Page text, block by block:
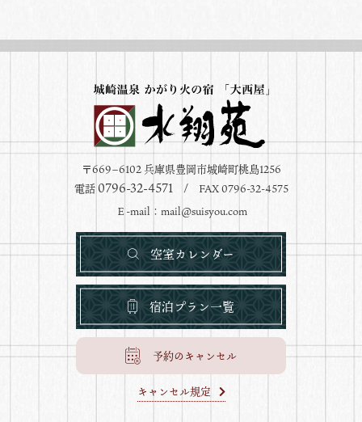
〒669−6102 兵庫県豊岡市城崎町桃島1256
電話 0796-32-4571/ FAX 0796-32-4575
Ｅ-mail： mail@suisyou.com
空室カレンダー
宿泊プラン一覧
予約のキャンセル
キャンセル規定